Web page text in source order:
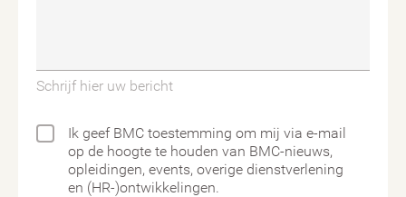
Schrijf hier uw bericht
Ik geef BMC toestemming om mij via e-mail
op de hoogte te houden van BMC-nieuws,
opleidingen, events, overige dienstverlening
en (HR-)ontwikkelingen.